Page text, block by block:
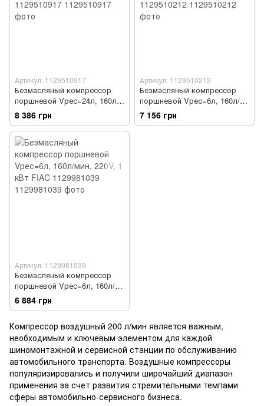
Артикул: 1129510917
Безмасляный компрессор
поршневой Vрес=24л, 160л/
мин, 220V, 1,1кВт MICHELIN
1129510917
8 386 грн
Артикул: 1129510212
Безмасляный компрессор
поршневой Vрес=6л, 160л/
мин, 220V, 1,1кВт MICHELIN
1129510212
7 156 грн
Артикул: 1129981039
Безмасляный компрессор
поршневой Vрес=6л, 160л/
мин, 220V, 1 кВт FIAC
1129981039
6 884 грн
Компрессор воздушный 200 л/мин является важным,
необходимым и ключевым элементом для каждой
шиномонтажной и сервисной станции по обслуживанию
автомобильного транспорта. Воздушные компрессоры
популяризировались и получили широчайший диапазон
применения за счет развития стремительными темпами
сферы автомобильно-сервисного бизнеса.